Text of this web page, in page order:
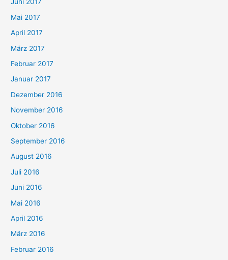
Juni 2017
Mai 2017
April 2017
März 2017
Februar 2017
Januar 2017
Dezember 2016
November 2016
Oktober 2016
September 2016
August 2016
Juli 2016
Juni 2016
Mai 2016
April 2016
März 2016
Februar 2016